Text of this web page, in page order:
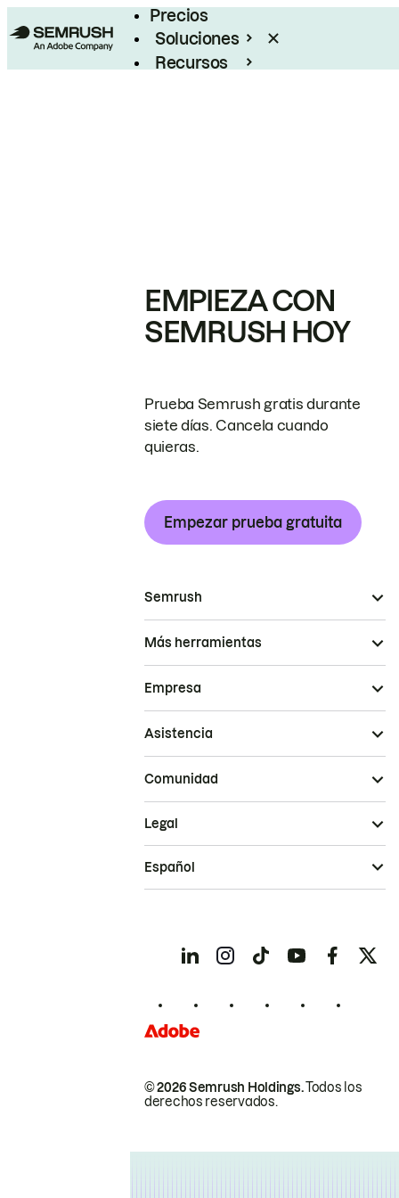
Precios
Soluciones
Recursos
EMPIEZA CON
SEMRUSH HOY
Prueba Semrush gratis durante
siete días. Cancela cuando
quieras.
Empezar prueba gratuita
Semrush
Más herramientas
Empresa
Asistencia
Comunidad
© 2026 Semrush Holdings.Todos los
derechos reservados.
Legal
Español